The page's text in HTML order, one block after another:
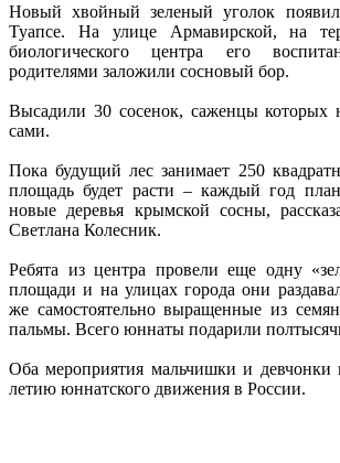
Новый хвойный зеленый уголок
Туапсе. На улице Армавирской, на
биологического центра его
родителями заложили сосновый бор.
Высадили 30 сосенок, саженцы которых
сами.
Пока будущий лес занимает 250
площадь будет расти – каждый год
новые деревья крымской сосны,
Светлана Колесник.
Ребята из центра провели еще одну
площади и на улицах города они
же самостоятельно выращенные из
пальмы. Всего юннаты подарили
Оба мероприятия мальчишки и девчонки
летию юннатского движения в России.